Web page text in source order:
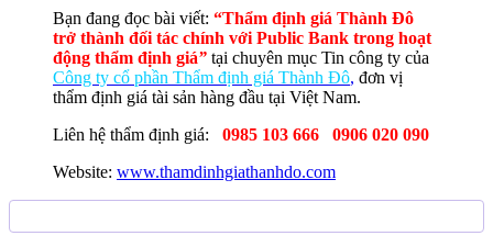
Bạn đang đọc bài viết: “Thẩm định giá Thành Đô
trở thành đối tác chính với Public Bank trong hoạt
động thẩm định giá” tại chuyên mục Tin công ty của
Công ty cổ phần Thẩm định giá Thành Đô, đơn vị
thẩm định giá tài sản hàng đầu tại Việt Nam.
Liên hệ thẩm định giá:
0985 103 666 0906 020 090
Website: www.thamdinhgiathanhdo.com